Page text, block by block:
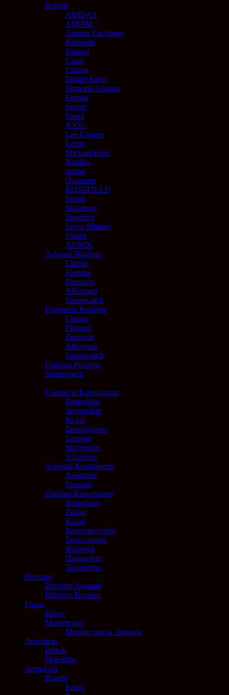
Brands
ADIDAS
AM:PM
Armani Exchange
Belmond
Bulova
Casio
Citizen
Daniel Klein
Emporio Armani
Festina
Ferrari
Fossil
JCOU
Lee Cooper
Lorus
Michael Kors
Nautica
oozoo
Quantum
ROSEFIELD
Sector
Slazenger
Superdry
Swiss Military
Visseti
XONIX
Ανδρικά Ρολόγια
Classic
Fashion
Premium
Αθλητικά
Smartwatch
Γυναικεία Ρολόγια
Classic
Fashion
Premium
Αθλητικά
Smartwatch
Παιδικά Ρολόγια
Smartwatch
Γυναικεία Κοσμήματα
Βραχιόλια
Δαχτυλίδια
Κολιέ
Σκουλαρίκια
Σταυροί
Μενταγιόν
Αλυσίδες
Ανδρικά Κοσμήματα
Αλυσίδες
Σταυροί
Παιδικά Κοσμήματα
Βραχιόλια
Ζώδια
Κολιέ
Κωνσταντινάτα
Σκουλαρίκια
Φυλαχτά
Παραμάνες
Ταυτότητες
Βάπτιση
Βάπτιση Αγοριού
Βάπτιση Κορίτσι
Γάμος
Βέρες
Μονόπετρα
Μονόπετρα με Ζιργκόν
Λουράκια
Hirsch
Morellato
Ασημένια
Brands
Fossil